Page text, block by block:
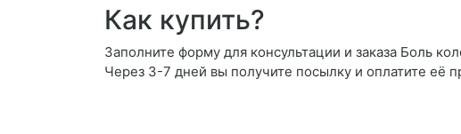
Как купить?
Заполните форму для консультации и заказа Боль
Через 3-7 дней вы получите посылку и оплатите её